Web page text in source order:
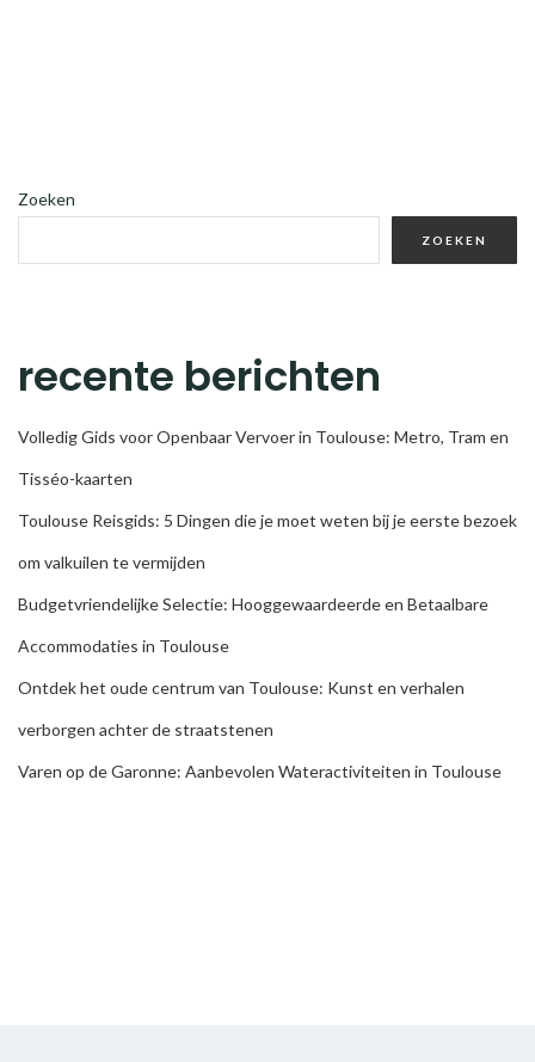
Zoeken
ZOEKEN
recente berichten
Volledig Gids voor Openbaar Vervoer in Toulouse: Metro, Tram en
Tisséo-kaarten
Toulouse Reisgids: 5 Dingen die je moet weten bij je eerste bezoek
om valkuilen te vermijden
Budgetvriendelijke Selectie: Hooggewaardeerde en Betaalbare
Accommodaties in Toulouse
Ontdek het oude centrum van Toulouse: Kunst en verhalen
verborgen achter de straatstenen
Varen op de Garonne: Aanbevolen Wateractiviteiten in Toulouse